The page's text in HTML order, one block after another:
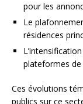
pour les
Le
résidences
plateformes
Ces évolutions
publics sur ce